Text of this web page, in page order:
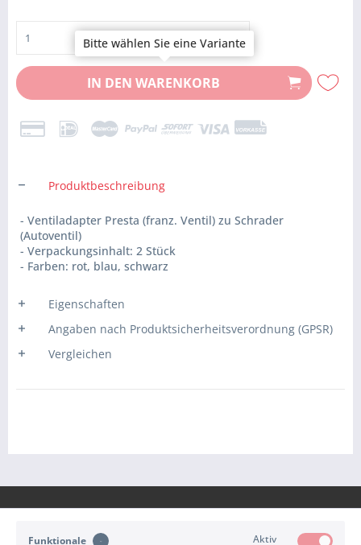
IN DEN WARENKORB
Produktbeschreibung
- Ventiladapter Presta (franz. Ventil) zu Schrader
(Autoventil)
- Verpackungsinhalt: 2 Stück
- Farben: rot, blau, schwarz
Eigenschaften
Angaben nach Produktsicherheitsverordnung (GPSR)
Vergleichen
Funktionale Aktiv
Bitte wählen Sie eine Variante